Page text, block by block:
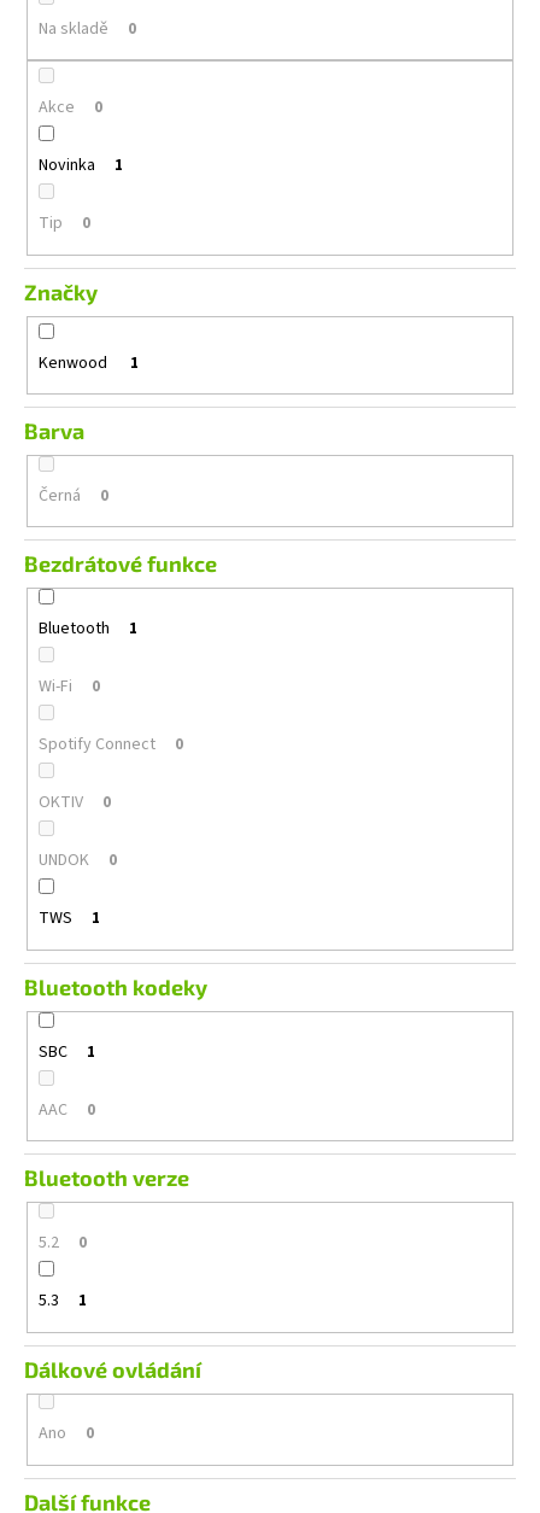
Na skladě 0
Akce 0
Novinka 1
Tip 0
Značky
Kenwood 1
Barva
Černá 0
Bezdrátové funkce
Bluetooth 1
Wi-Fi 0
Spotify Connect 0
OKTIV 0
UNDOK 0
TWS 1
Bluetooth kodeky
SBC 1
AAC 0
Bluetooth verze
5.2 0
5.3 1
Dálkové ovládání
Ano 0
Další funkce
o
m
e
ALPINE
S2-
S65C
3
490
Kč
Původně:
990
Kč